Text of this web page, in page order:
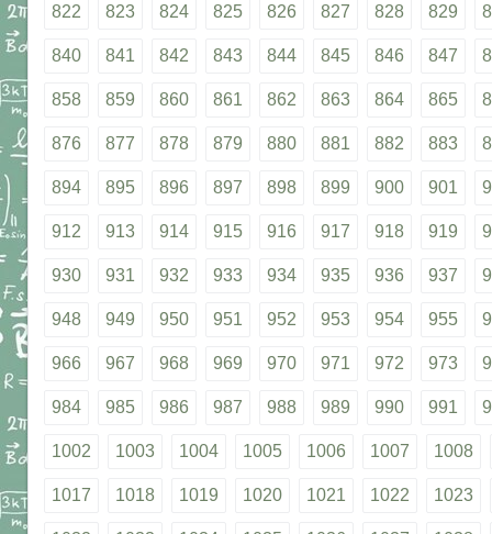
822 823 824 825 826 827 828 829
840 841 842 843 844 845 846 847
858 859 860 861 862 863 864 865
876 877 878 879 880 881 882 883
894 895 896 897 898 899 900 901
912 913 914 915 916 917 918 919
930 931 932 933 934 935 936 937
948 949 950 951 952 953 954 955
966 967 968 969 970 971 972 973
984 985 986 987 988 989 990 991
1002 1003 1004 1005 1006 1007 1008
1017 1018 1019 1020 1021 1022 1023